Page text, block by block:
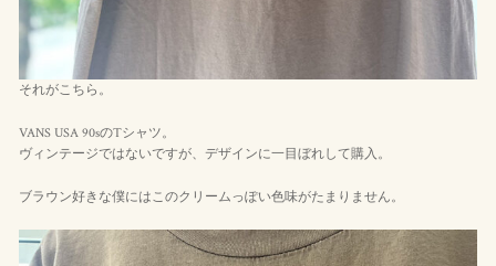
それがこちら。
VANS USA 90sのTシャツ。
ヴィンテージではないですが、デザインに一目ぼれして購入。
ブラウン好きな僕にはこのクリームっぽい色味がたまりません。